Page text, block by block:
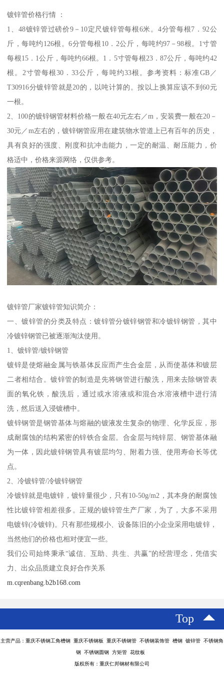
镀锌管价格行情 ：
1、48镀锌管过磅价9－10定尺镀锌管每根6米。4分管每根7．92公
斤，每吨约126根。6分管每根10．2公斤，每吨约97－98根。1寸管
每根15．1公斤，每吨约66根。1．5寸管每根23．87公斤，每吨约42
根。2寸管每根30．33公斤，每吨约33根。参考资料：标准GB／
T30916分镀锌管就是20的，以吨计算的。按以上换算应该不到60元
一根。
2、100的镀锌钢管材料价格一般在40元左右／m，安装费一般在20－
30元／m左右的，镀锌钢管应用在建筑物水管道上已有百年的历史，
具有良好的强度、刚度和抗冲击能力，一定的耐温、耐压能力，价
格适中，价格来源网络，仅供参考。
镀锌管厂家镀锌管知识简介：
一、镀锌管的分类及特点：镀锌管分镀锌钢管和冷镀锌钢管，其中
冷镀锌钢管已被逐渐淘汰使用。
1、镀锌管/镀锌钢管
镀锌是使熔融金属与铁基体反应而产生合金层，从而使基体和镀层
二者相结合。镀锌管的制造是先将钢管进行酸洗，用来去除钢管表
面的氧化铁，酸洗后，通过或水溶液或和混合水溶液槽中进行清
洗，然后送入浸镀槽中。
镀锌钢管是钢管基体与熔融的镀液发生复杂的物理、化学反应，形
成耐腐蚀的结构紧密的锌铁合金层。合金层与纯锌层、钢管基体融
为一体，因此镀锌钢管具有镀层均匀、附着力强、使用寿命长等优
点。
2、冷镀锌管/冷镀锌钢管
冷镀锌就是电镀锌，镀锌量很少，只有10-50g/m2，其本身的耐腐蚀
性比镀锌管相差很多。正规的镀锌管生产厂家，为了，大多不采用
电镀锌(冷镀锌)。只有那些规模小、设备陈旧的小企业采用电镀锌，
当然他们的价格也相对便宜一些。
我们公司始终秉承“诚信、互助、共生、共赢”的经营理念，凭借实
力、出众品质建立良好合作关系
m.cqrenbang.b2b168.com
Top
主营产品：重庆不锈钢工角槽钢 重庆不锈钢板 重庆不锈钢管 不锈钢装饰管 槽钢 镀锌管 不锈钢角
钢 不锈钢圆钢 方矩管 花纹板
版权所有：重庆仁邦钢材有限公司